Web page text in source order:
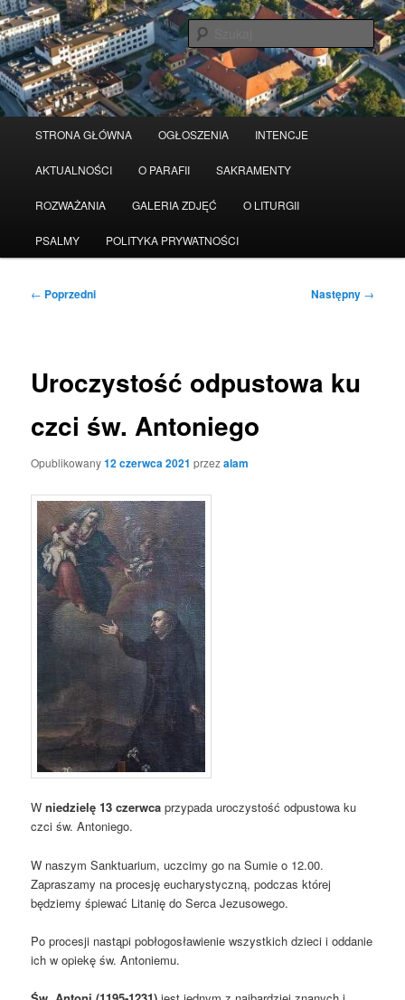
Przeskocz
do
tekstu
STRONA GŁÓWNA OGŁOSZENIA INTENCJE
AKTUALNOŚCI O PARAFII SAKRAMENTY
ROZWAŻANIA GALERIA ZDJĘĆ O LITURGII
PSALMY POLITYKA PRYWATNOŚCI
Nawigacja
← Poprzedni Następny →
Uroczystość odpustowa ku
czci św. Antoniego
Opublikowany12 czerwca 2021 przezalam
Wniedzielę 13 czerwca przypada uroczystość odpustowa ku
czci św. Antoniego.
W naszym Sanktuarium, uczcimy go na Sumie o 12.00.
Zapraszamy na procesję eucharystyczną, podczas której
będziemy śpiewać Litanię do Serca Jezusowego.
Po procesji nastąpi pobłogosławienie wszystkich dzieci i oddanie
ich w opiekę św. Antoniemu.
Serwis wykorzystuje pliki Cookies Czytaj więcej odrzuć